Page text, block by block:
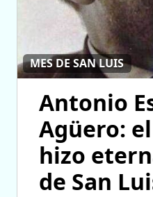
MES DE SAN LUIS
Antonio
Agüero:
hizo
de San